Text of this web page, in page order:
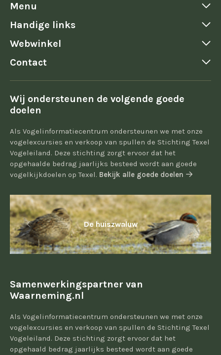
Menu
Handige links
Webwinkel
Contact
Wij ondersteunen de volgende goede
doelen
Als Vogelinformatiecentrum ondersteunen we met onze
vogelexcursies en verkoop van spullen de Stichting Texel
Vogeleiland. Deze stichting zorgt ervoor dat het
opgehaalde bedrag jaarlijks besteed wordt aan goede
vogelkijkdoelen op Texel. Bekijk alle goede doelen
De huiszwaluw
Samenwerkingspartner van
Waarneming.nl
Als Vogelinformatiecentrum ondersteunen we met onze
vogelexcursies en verkoop van spullen de Stichting Texel
Vogeleiland. Deze stichting zorgt ervoor dat het
opgehaald bedrag jaarlijks besteed wordt aan goede